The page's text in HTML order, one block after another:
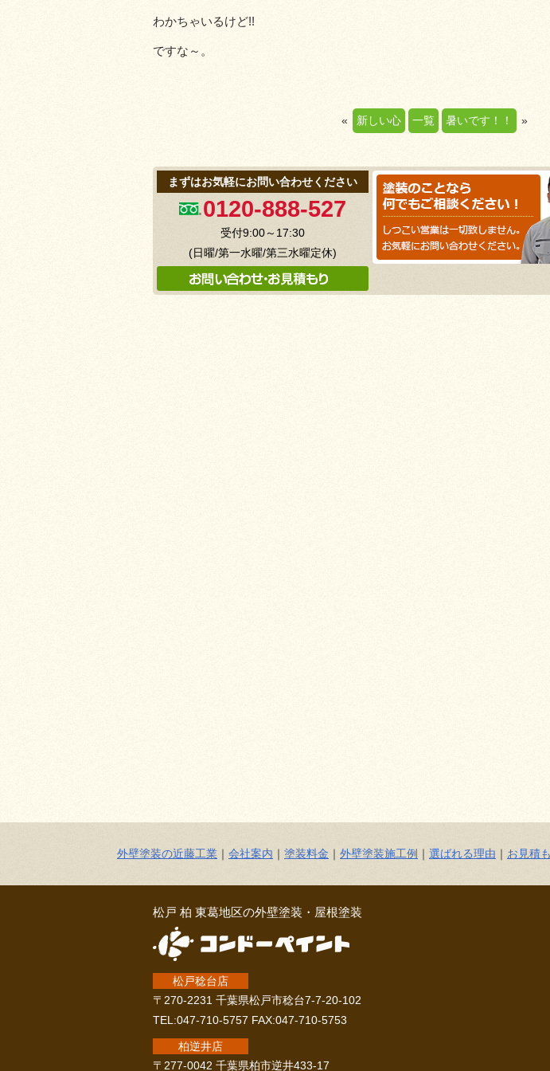
わかちゃいるけど!!
ですな～。
« 新しい心 一覧 暑いです！！ »
まずはお気軽にお問い合わせください
0120-888-527
受付9:00～17:30
(日曜/第一水曜/第三水曜定休)
外壁塗装の近藤工業 ｜ 会社案内 ｜ 塗装料金 ｜ 外壁塗装施工例 ｜ 選ばれる理由 ｜ お見積
松戸 柏 東葛地区の外壁塗装・屋根塗装
松戸稔台店
〒270-2231 千葉県松戸市稔台7-7-20-102
TEL:047-710-5757 FAX:047-710-5753
柏逆井店
〒277-0042 千葉県柏市逆井433-17